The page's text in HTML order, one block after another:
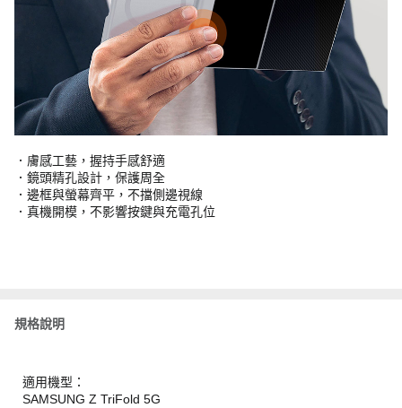
．膚感工藝，握持手感舒適
．鏡頭精孔設計，保護周全
．邊框與螢幕齊平，不擋側邊視線
．真機開模，不影響按鍵與充電孔位
規格說明
適用機型：
SAMSUNG Z TriFold 5G